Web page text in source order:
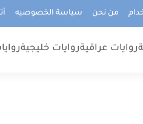
من نحن سياسة الخصوصيه
روايات عراقيةروايات خليجية